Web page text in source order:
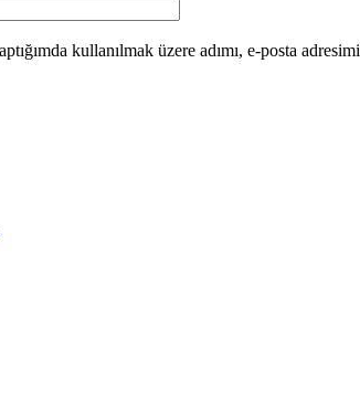
kullanılmak üzere adımı, e-posta